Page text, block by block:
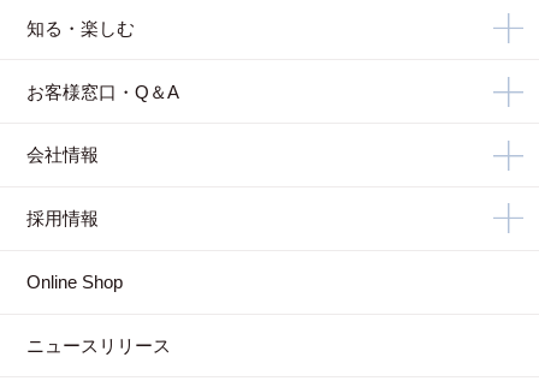
知る・楽しむ
お客様窓口・Q＆A
会社情報
採用情報
Online Shop
ニュースリリース